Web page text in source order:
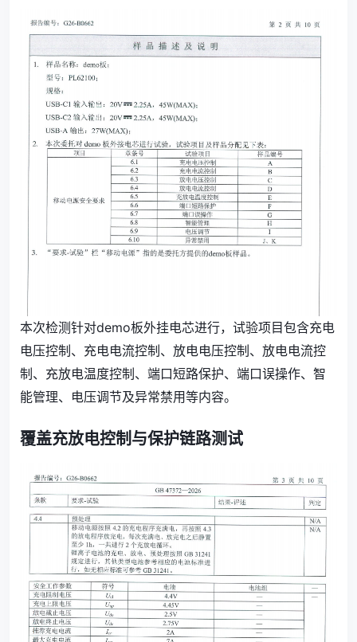
本次检测针对demo板外挂电芯进行，试验项目包含充电
电压控制、充电电流控制、放电电压控制、放电电流控
制、充放电温度控制、端口短路保护、端口误操作、智
能管理、电压调节及异常禁用等内容。
覆盖充放电控制与保护链路测试